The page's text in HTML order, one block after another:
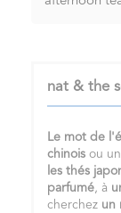
nat & the
Le mot de
chinois ou un
les thés
parfumé, à
cherchez un